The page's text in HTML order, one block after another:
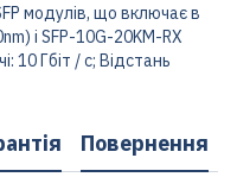
модулів, що включає в
і SFP-10G-20KM-RX
10 Гбіт / с; Відстань
Повернення